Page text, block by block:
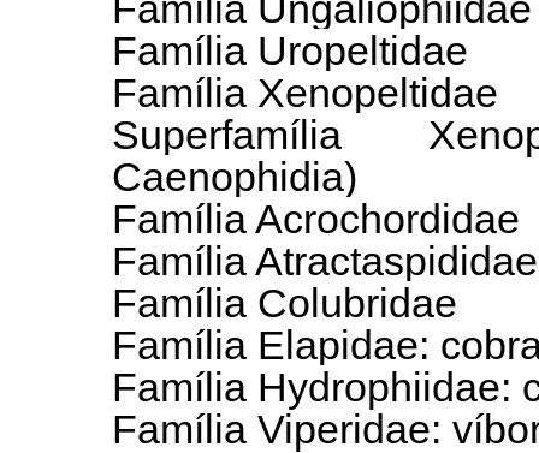
Família
Família Uropeltidae
Família Xenopeltidae
Superfamília
Caenophidia)
Família Acrochordidae
Família Atractaspididae
Família Colubridae
Família Elapidae:
Família Hydrophiidae:
Família Viperidae: